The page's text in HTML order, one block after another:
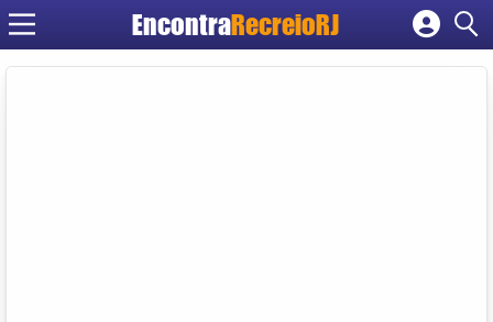
EncontraRecreioRJ
Cadastrar empresa